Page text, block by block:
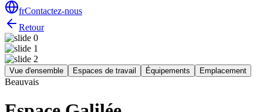
frContactez-nous
Retour
Vue d'ensemble Espaces de travail Équipements Emplacement
Beauvais